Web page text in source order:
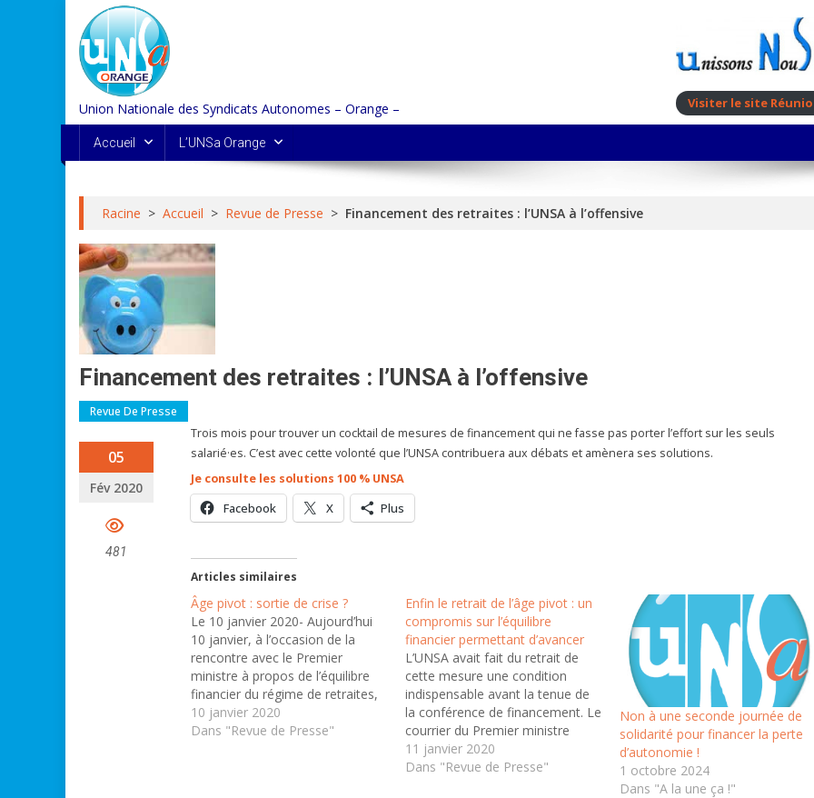
content
Union Nationale des Syndicats Autonomes – Orange – Visiter le site
Accueil L’UNSa Orange
Racine > Accueil > Revue de Presse > Financement des retraites : l’UNSA à l’offensive
Financement des retraites : l’UNSA à l’offensive
Revue De Presse
05
Fév 2020
481
Trois mois pour trouver un cocktail de mesures de financement qui ne fasse pas porter l’effort sur les seuls
salarié·es. C’est avec cette volonté que l’UNSA contribuera aux débats et amènera ses solutions.
Je consulte les solutions 100 % UNSA
Facebook X Plus
Articles similaires
Âge pivot : sortie de crise ?
Le 10 janvier 2020- Aujourd’hui
10 janvier, à l’occasion de la
rencontre avec le Premier
ministre à propos de l’équilibre
financier du régime de retraites,
l’UNSA a continué à mettre la
pression en faisant valoir ses
10 janvier 2020
Dans "Revue de Presse"
Enfin le retrait de l’âge pivot : un
compromis sur l’équilibre
financier permettant d’avancer
L’UNSA avait fait du retrait de
cette mesure une condition
indispensable avant la tenue de
la conférence de financement. Le
courrier du Premier ministre
l’indique clairement. Cette
mesure injuste qui aurait dû
11 janvier 2020
Dans "Revue de Presse"
Non à une seconde journée de
solidarité pour financer la perte
d’autonomie !
1 octobre 2024
Dans "A la une ça !"